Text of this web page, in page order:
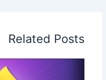
Related Posts